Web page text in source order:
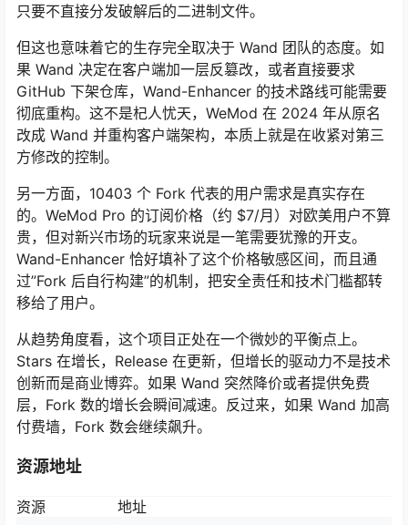
只要不直接分发破解后的二进制文件。
但这也意味着它的生存完全取决于 Wand 团队的态度。如
果 Wand 决定在客户端加一层反篡改，或者直接要求
GitHub 下架仓库，Wand-Enhancer 的技术路线可能需要
彻底重构。这不是杞人忧天，WeMod 在 2024 年从原名
改成 Wand 并重构客户端架构，本质上就是在收紧对第三
方修改的控制。
另一方面，10403 个 Fork 代表的用户需求是真实存在
的。WeMod Pro 的订阅价格（约 $7/月）对欧美用户不算
贵，但对新兴市场的玩家来说是一笔需要犹豫的开支。
Wand-Enhancer 恰好填补了这个价格敏感区间，而且通
过”Fork 后自行构建”的机制，把安全责任和技术门槛都转
移给了用户。
从趋势角度看，这个项目正处在一个微妙的平衡点上。
Stars 在增长，Release 在更新，但增长的驱动力不是技术
创新而是商业博弈。如果 Wand 突然降价或者提供免费
层，Fork 数的增长会瞬间减速。反过来，如果 Wand 加高
付费墙，Fork 数会继续飙升。
资源地址
资源 地址